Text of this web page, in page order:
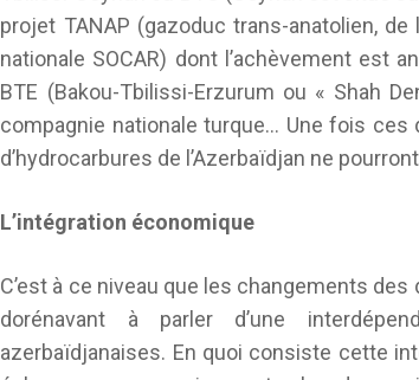
projet TANAP (gazoduc trans-anatolien,
nationale SOCAR) dont l’achèvement est
BTE (Bakou-Tbilissi-Erzurum ou « Shah
compagnie nationale turque… Une fois
d’hydrocarbures de l’Azerbaïdjan ne
L’intégration économique
C’est à ce niveau que les changements
dorénavant à parler d’une
azerbaïdjanaises. En quoi consiste cette